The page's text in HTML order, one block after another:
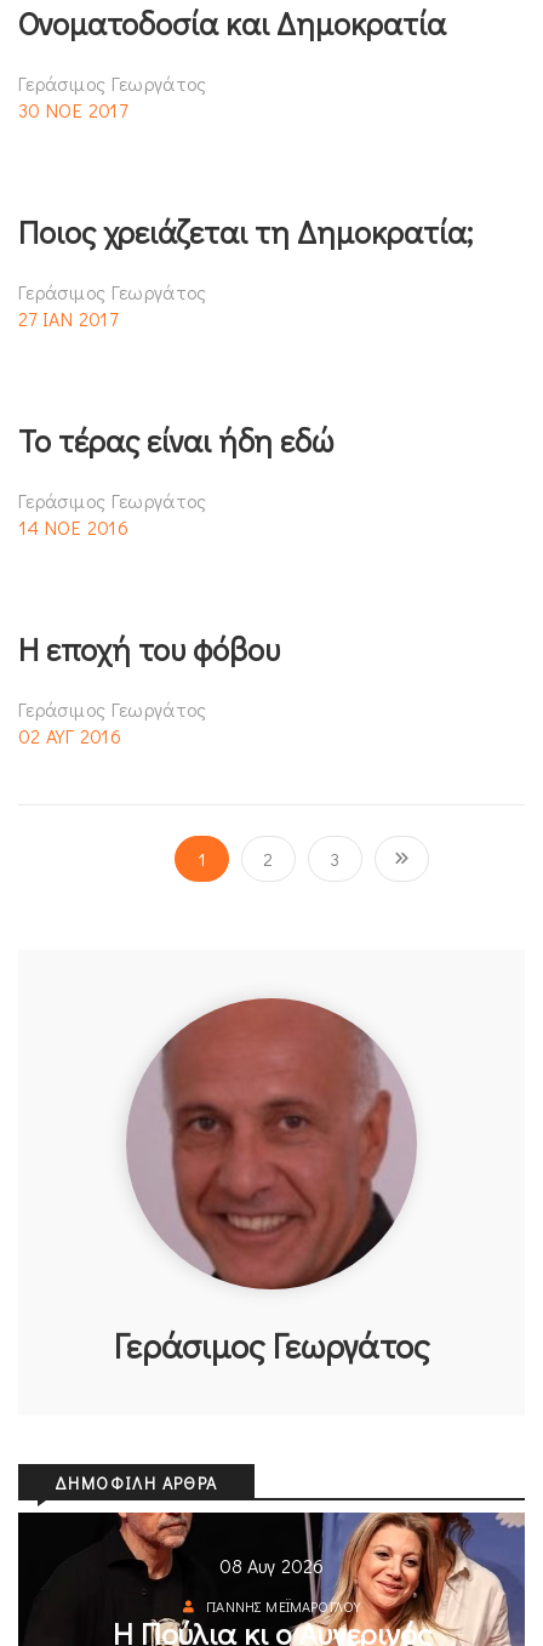
Ονοματοδοσία και Δημοκρατία
Γεράσιμος Γεωργάτος
30 ΝΟΕ 2017
Ποιος χρειάζεται τη Δημοκρατία;
Γεράσιμος Γεωργάτος
27 ΙΑΝ 2017
Το τέρας είναι ήδη εδώ
Γεράσιμος Γεωργάτος
14 ΝΟΕ 2016
Η εποχή του φόβου
Γεράσιμος Γεωργάτος
02 ΑΥΓ 2016
1 2 3
Γεράσιμος Γεωργάτος
ΔΗΜΟΦΙΛΉ ΆΡΘΡΑ
08 Αυγ 2026
ΓΙΆΝΝΗΣ ΜΕΪΜΆΡΟΓΛΟΥ
Η Πούλια κι ο Αυγερινός